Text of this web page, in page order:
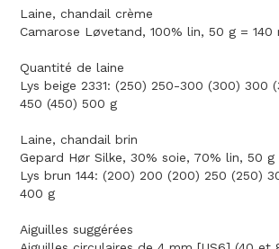
Laine, chandail crème
Camarose Løvetand, 100% lin, 50 g = 140
Quantité de laine
Lys beige 2331: (250) 250-300 (300) 300
450 (450) 500 g
Laine, chandail brin
Gepard Hør Silke, 30% soie, 70% lin, 50 g
Lys brun 144: (200) 200 (200) 250 (250)
400 g
Aiguilles suggérées